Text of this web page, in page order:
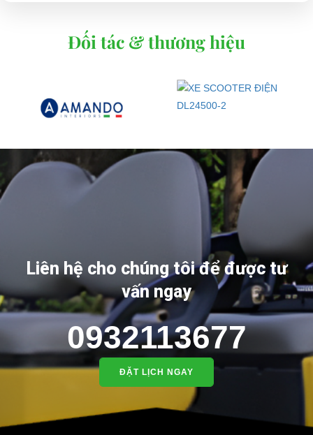
Đối tác & thương hiệu
Liên hệ cho chúng tôi để được tư
vấn ngay
0932113677
ĐẶT LỊCH NGAY